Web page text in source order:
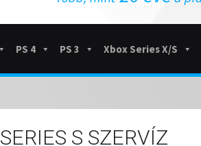
PS 4 PS 3 Xbox Series X/S
SERIES S SZERVÍZ